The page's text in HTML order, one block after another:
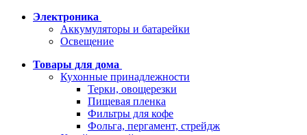
Электроника
Аккумуляторы и батарейки
Освещение
Товары для дома
Кухонные принадлежности
Терки, овощерезки
Пищевая пленка
Фильтры для кофе
Фольга, пергамент, стрейдж